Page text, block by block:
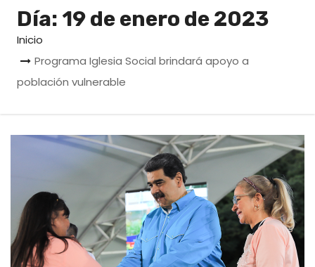
Día: 19 de enero de 2023
Inicio
Programa Iglesia Social brindará apoyo a
población vulnerable